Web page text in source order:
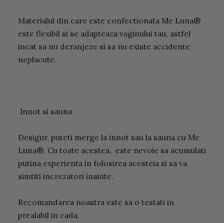
Materialul din care este confectionata Me Luna®
este flexibil si se adapteaza vaginului tau, astfel
incat sa nu deranjeze si sa nu existe accidente
neplacute.
Innot si sauna
Desigur, puteti merge la innot sau la sauna cu Me
Luna®. Cu toate acestea, este nevoie sa acumulati
putina experienta in folosirea acesteia si sa va
simtiti increzatori inainte.
Recomandarea noastra este sa o testati in
prealabil in cada.